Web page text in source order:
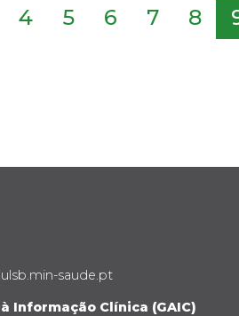
4 5 6 7 8
saude.pt
Informação Clínica (GAIC)